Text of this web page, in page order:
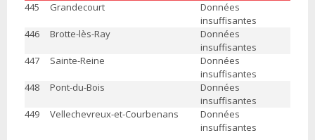
445
Grandecourt
Données
insuffisantes
446
Brotte-lès-Ray
Données
insuffisantes
447
Sainte-Reine
Données
insuffisantes
448
Pont-du-Bois
Données
insuffisantes
449
Vellechevreux-et-Courbenans
Données
insuffisantes